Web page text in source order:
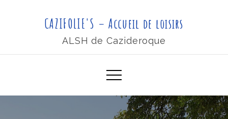
CAZIFOLIE'S – Accueil de loisirs
ALSH de Cazideroque